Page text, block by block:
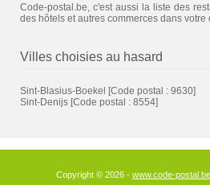
Code-postal.be, c'est aussi la liste des
des hôtels et autres commerces dans votre
Villes choisies au hasard
Sint-Blasius-Boekel [Code postal : 9630]
Sint-Denijs [Code postal : 8554]
Copyright © 2026 - www.code-postal.be